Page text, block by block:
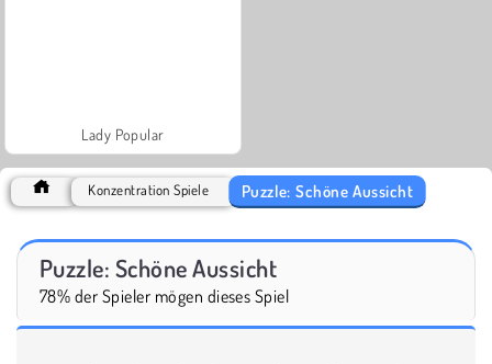
Lady Popular
Konzentration Spiele Puzzle: Schöne Aussicht
Puzzle: Schöne Aussicht
78% der Spieler mögen dieses Spiel